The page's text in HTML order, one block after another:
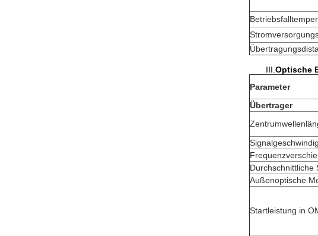
III. Optische
Parameter
Übertrager
Durchschnittliche
Außenoptische
Startleistung in